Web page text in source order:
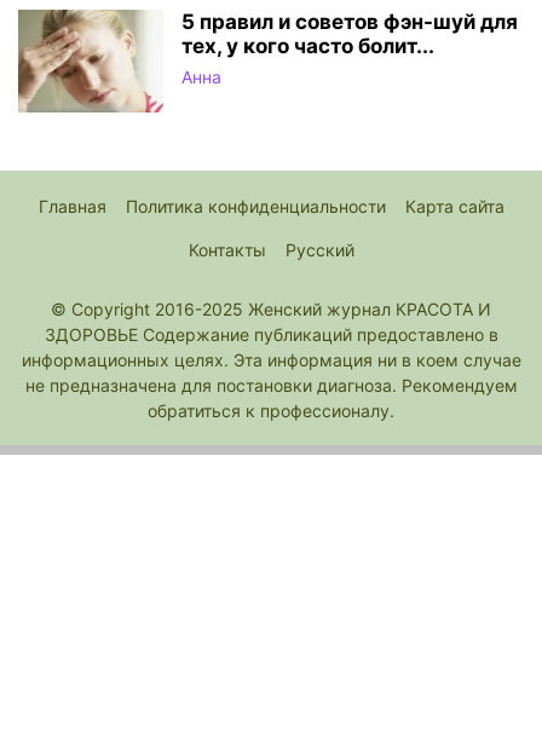
5 правил и советов фэн-шуй для
тех, у кого часто болит...
Анна
Главная Политика конфиденциальности Карта сайта
Контакты Русский
© Copyright 2016-2025 Женский журнал КРАСОТА И
ЗДОРОВЬЕ Содержание публикаций предоставлено в
информационных целях. Эта информация ни в коем случае
не предназначена для постановки диагноза. Рекомендуем
обратиться к профессионалу.